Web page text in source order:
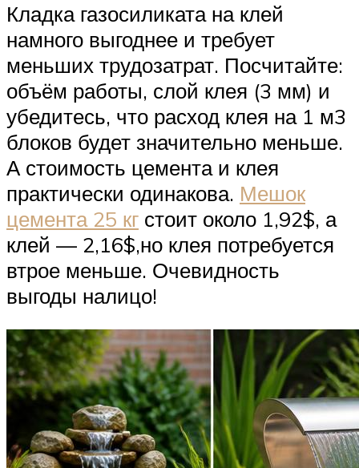
Кладка газосиликата на клей
намного выгоднее и требует
меньших трудозатрат. Посчитайте:
объём работы, слой клея (3 мм) и
убедитесь, что расход клея на 1 м3
блоков будет значительно меньше.
А стоимость цемента и клея
практически одинакова. Мешок
цемента 25 кг стоит около 1,92$, а
клей — 2,16$,но клея потребуется
втрое меньше. Очевидность
выгоды налицо!